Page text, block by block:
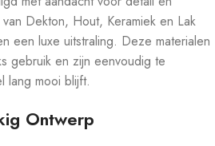
Dekton, Hout, Keramiek en Lak
een luxe uitstraling. Deze materialen
gebruik en zijn eenvoudig te
lang mooi blijft.
Ontwerp